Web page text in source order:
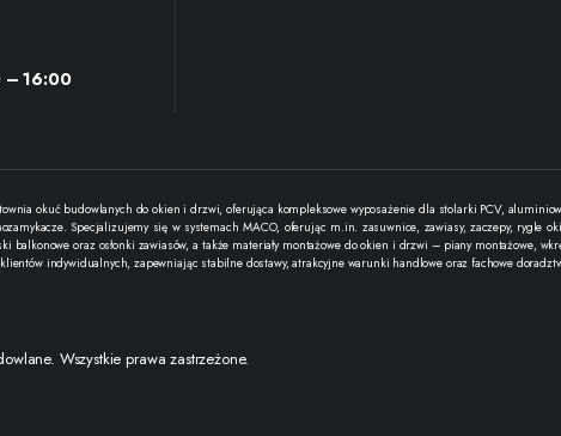
– 16:00
okuć budowlanych do okien i drzwi, oferująca kompleksowe wyposażenie dla stolarki PCV,
Specjalizujemy się w systemach MACO, oferując m.in. zasuwnice, zawiasy, zaczepy,
balkonowe oraz osłonki zawiasów, a także materiały montażowe do okien i drzwi – piany montażowe,
indywidualnych, zapewniając stabilne dostawy, atrakcyjne warunki handlowe oraz fachowe
Wszystkie prawa zastrzeżone.